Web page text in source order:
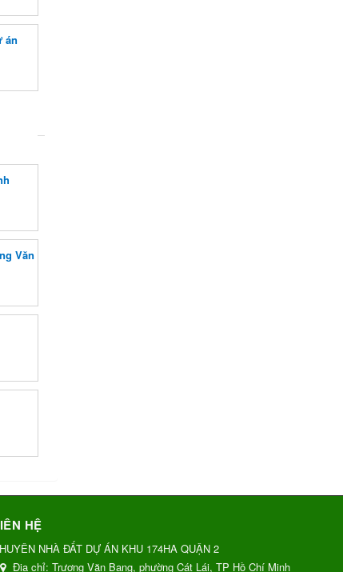
án
Văn
HỆ
NHÀ ĐẤT DỰ ÁN KHU 174HA QUẬN 2
Địa chỉ:Trương Văn Bang, phường Cát Lái, TP Hồ Chí Minh